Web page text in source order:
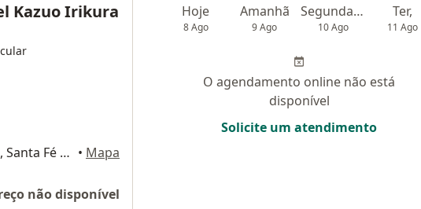
Kazuo Irikura
Rua Dezesseis , 188 - Sala 03 , Santa Fé Do Sul • Mapa
não disponível
Hoje
8 Ago
Amanhã
9 Ago
Segunda-feira
10 Ago
Ter,
11 Ago
O agendamento online não está
disponível
Solicite um atendimento